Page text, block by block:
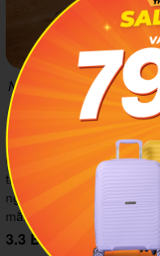
Nồi lẩu mắm đầy ắp
3.2 Cá lóc nướng trui
Cá lóc đồng tươi vùi trong
trên lửa cho đến khi chín
ngọt tự nhiên, mình
mắm me là đủ no và no lâu.
3.3 Bánh tét Long An